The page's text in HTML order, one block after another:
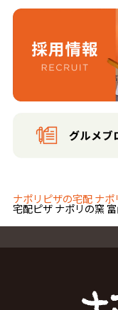
森田
吉倉
若竹町２丁目
若竹町４丁目
ナポリピザの宅配 ナポ
宅配ピザ ナポリの窯